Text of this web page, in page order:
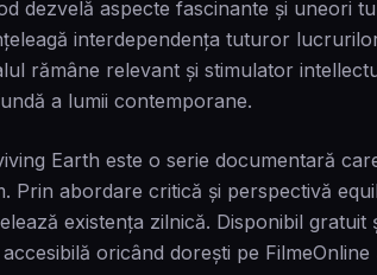
dezvelă aspecte fascinante și uneori
interdependența tuturor
rămâne relevant și stimulator
a lumii contemporane.
Earth este o serie documentară
Prin abordare critică și perspectivă
existența zilnică. Disponibil
oricând dorești pe FilmeOnline